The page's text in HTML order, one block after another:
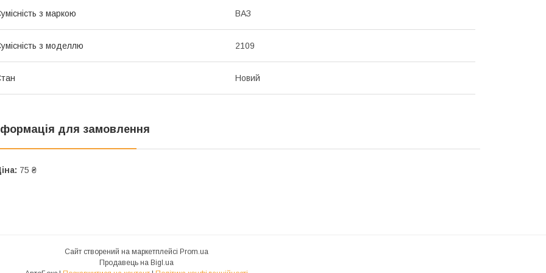
з маркою ВАЗ
з моделлю 2109
Новий
для замовлення
75 ₴
Сайт створений на маркетплейсі Prom.ua
Продавець на Bigl.ua